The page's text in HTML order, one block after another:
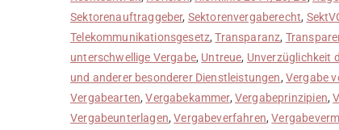
Sektorenauftraggeber, Sektorenvergaberecht,
Telekommunikationsgesetz,Transparanz,
unterschwellige Vergabe, Untreue, Unverzüglichkeit
und anderer besonderer Dienstleistungen, Vergabe
Vergabearten,Vergabekammer, Vergabeprinzipien,
Vergabeunterlagen,Vergabeverfahren,